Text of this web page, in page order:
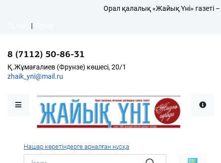
Қалалықтар қаперіне
Қоғам
Дені сау ұлт
Қ.Жұмағалиев (Фрунзе)
Орал қалалық «Жайық Үні» газеті
|
8 (7112) 50-86-31
Қ.Жұмағалиев (Фрунзе) көшесі, 20/1
zhaik_yni@mail.ru
Нашар көретіндерге арналған нұсқа